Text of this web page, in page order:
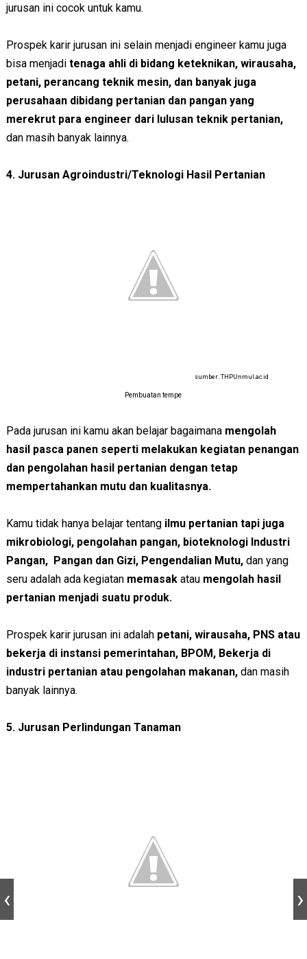
jurusan ini cocok untuk kamu.
Prospek karir jurusan ini selain menjadi engineer kamu juga
bisa menjadi tenaga ahli di bidang keteknikan, wirausaha,
petani, perancang teknik mesin, dan banyak juga
perusahaan dibidang pertanian dan pangan yang
merekrut para engineer dari lulusan teknik pertanian,
dan masih banyak lainnya.
4. Jurusan Agroindustri/Teknologi Hasil Pertanian
sumber: THPUnmul.ac.id
Pembuatan tempe
Pada jurusan ini kamu akan belajar bagaimana mengolah
hasil pasca panen seperti melakukan kegiatan penangan
dan pengolahan hasil pertanian dengan tetap
mempertahankan mutu dan kualitasnya.
Kamu tidak hanya belajar tentangilmu pertanian tapi juga
mikrobiologi, pengolahan pangan, bioteknologi Industri
Pangan, Pangan dan Gizi, Pengendalian Mutu,dan yang
seru adalah ada kegiatan memasakatau mengolah hasil
pertanian menjadi suatu produk.
Prospek karir jurusan ini adalah petani, wirausaha, PNS atau
bekerja di instansi pemerintahan, BPOM, Bekerja di
industri pertanian atau pengolahan makanan,dan masih
banyak lainnya.
5. Jurusan Perlindungan Tanaman